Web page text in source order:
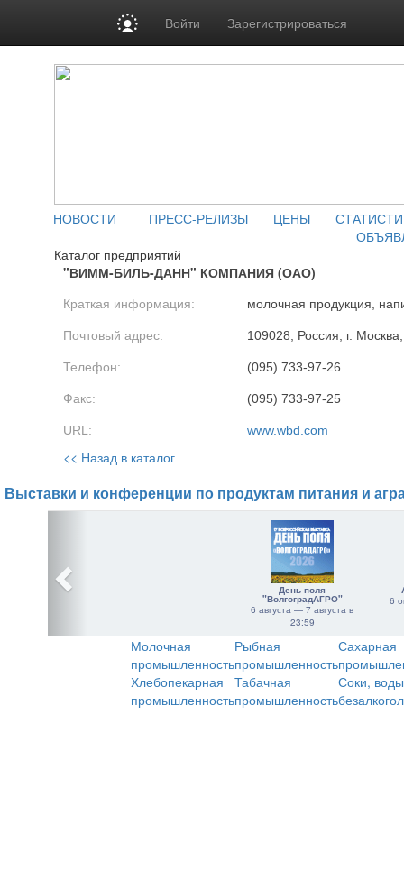
Войти Зарегистрироваться
НОВОСТИ ПРЕСС-РЕЛИЗЫ ЦЕНЫ
Каталог предприятий
"ВИММ-БИЛЬ-ДАНН" КОМПАНИЯ (ОАО)
Краткая информация: молочная продукция,
Почтовый адрес: 109028, Россия, г.
Телефон: (095) 733-97-26
Факс: (095) 733-97-25
URL: www.wbd.com
<< Назад в каталог
Выставки и конференции по продуктам питания и
День поля
"ВолгоградАГРО"
6 августа — 7 августа в
23:59
6
Молочная
промышленность
Рыбная
промышленность
Сахарная
Хлебопекарная
промышленность
Табачная
промышленность
Соки,